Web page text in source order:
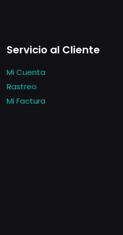
Servicio al Cliente
Mi Cuenta
Rastreo
Mi Factura